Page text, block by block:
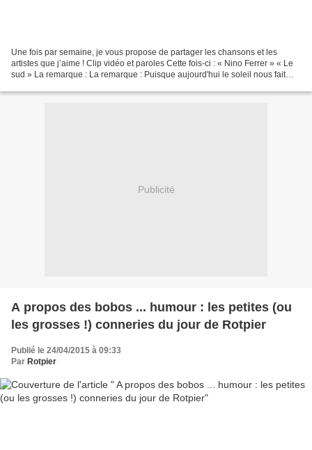
Une fois par semaine, je vous propose de partager les chansons et les
artistes que j’aime ! Clip vidéo et paroles Cette fois-ci : « Nino Ferrer » « Le
sud » La remarque : La remarque : Puisque aujourd'hui le soleil nous fait
Publicité
A propos des bobos ... humour : les petites (ou
les grosses !) conneries du jour de Rotpier
Publié le 24/04/2015 à 09:33
Par Rotpier